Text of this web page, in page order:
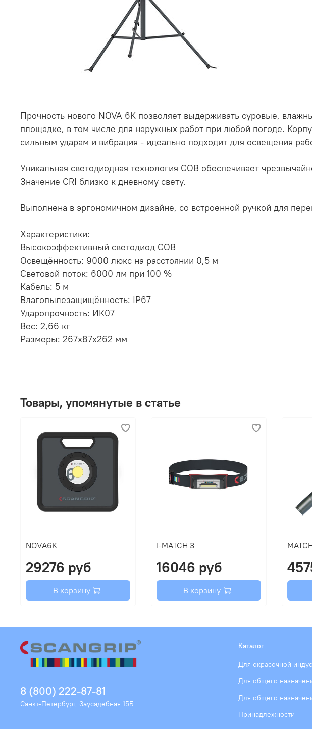
Прочность нового NOVA 6K позволяет выдерживать суровые,
площадке, в том числе для наружных работ при любой погоде.
сильным ударам и вибрация - идеально подходит для освещения
Уникальная светодиодная технология COB обеспечивает
Значение CRI близко к дневному свету.
Выполнена в эргономичном дизайне, со встроенной ручкой для
Характеристики:
Высокоэффективный светодиод COB
Освещённость: 9000 люкс на расстоянии 0,5 м
Световой поток: 6000 лм при 100 %
Кабель: 5 м
Влагопылезащищённость: IP67
Ударопрочность: ИК07
Вес: 2,66 кг
Размеры: 267x87x262 мм
Товары, упомянутые в статье
NOVA6K
29276 руб
В корзину
I-MATCH 3
16046 руб
В корзину
Каталог
Для окрасочной
Для общего
Для общего
Принадлежности
8 (800) 222-87-81
Санкт-Петербург, Заусадебная 15Б